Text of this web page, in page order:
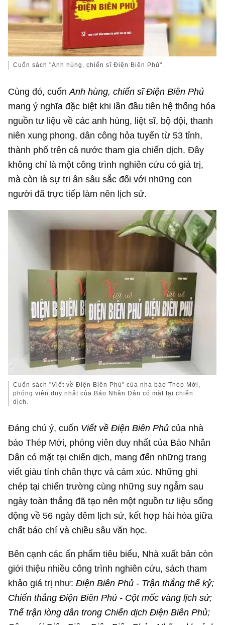
Cuốn sách "Anh hùng, chiến sĩ Điện Biên Phủ".
Cùng đó, cuốnAnh hùng, chiến sĩ Điện Biên Phủ
mang ý nghĩa đặc biệt khi lần đầu tiên hệ thống hóa
nguồn tư liệu về các anh hùng, liệt sĩ, bộ đội, thanh
niên xung phong, dân công hỏa tuyến từ 53 tỉnh,
thành phố trên cả nước tham gia chiến dịch. Đây
không chỉ là một công trình nghiên cứu có giá trị,
mà còn là sự tri ân sâu sắc đối với những con
người đã trực tiếp làm nên lịch sử.
Cuốn sách "Viết về Điện Biên Phủ" của nhà báo Thép Mới,
phóng viên duy nhất của Báo Nhân Dân có mặt tại chiến
dịch.
Đáng chú ý, cuốn Viết về Điện Biên Phủ của nhà
báo Thép Mới, phóng viên duy nhất của Báo Nhân
Dân có mặt tại chiến dịch, mang đến những trang
viết giàu tính chân thực và cảm xúc. Những ghi
chép tại chiến trường cùng những suy ngẫm sau
ngày toàn thắng đã tạo nên một nguồn tư liệu sống
động về 56 ngày đêm lịch sử, kết hợp hài hòa giữa
chất báo chí và chiều sâu văn học.
Bên cạnh các ấn phẩm tiêu biểu, Nhà xuất bản còn
giới thiệu nhiều công trình nghiên cứu, sách tham
khảo giá trị như:Điện Biên Phủ - Trận thắng thế kỷ;
Chiến thắng Điện Biên Phủ - Cột mốc vàng lịch sử;
Thế trận lòng dân trong Chiến dịch Điện Biên Phủ;